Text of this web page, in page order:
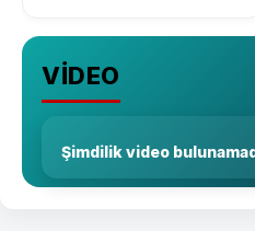
VİDEO
Şimdilik video